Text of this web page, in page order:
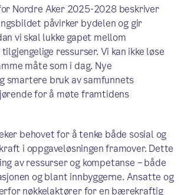
Nordre Aker 2025-2028 beskriver
påvirker bydelen og gir
vi skal lukke gapet mellom
ressurser. Vi kan ikke løse
måte som i dag. Nye
smartere bruk av samfunnets
for å møte framtidens
behovet for å tenke både sosial og
i oppgaveløsningen framover. Dette
av ressurser og kompetanse – både
og blant innbyggerne. Ansatte og
nøkkelaktører for en bærekraftig